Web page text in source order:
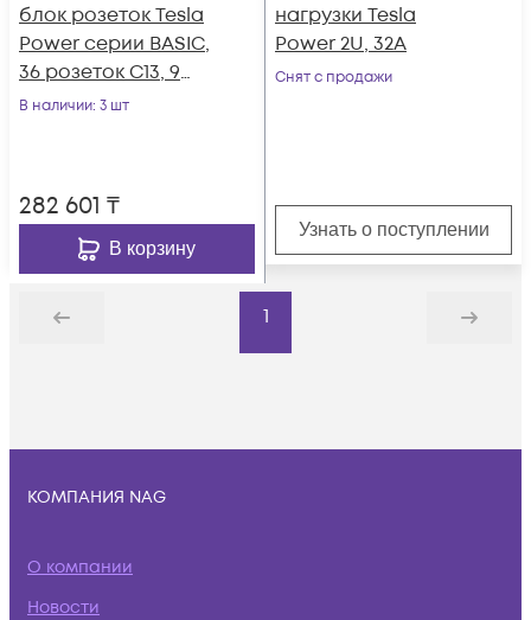
блок розеток Tesla
Power серии BASIC,
36 розеток C13, 9
розеток C19, вход
В наличии: 3 шт
282 601 ₸
В корзину
нагрузки Tesla
Power 2U, 32A
Снят с продажи
Узнать о поступлении
Назад
1
Дальше
КОМПАНИЯ NAG
О компании
Новости